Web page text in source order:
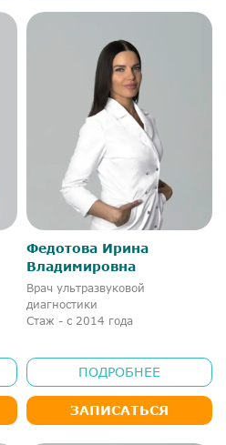
Федотова Ирина
Владимировна
Врач ультразвуковой
диагностики
Стаж - с 2014 года
ПОДРОБНЕЕ
ЗАПИСАТЬСЯ